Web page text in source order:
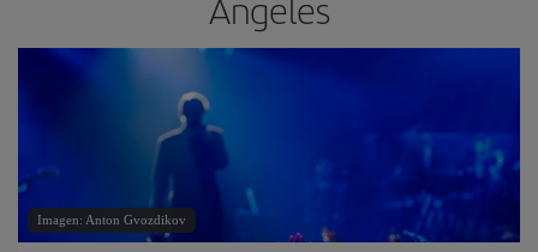
Imagen: Anton Gvozdikov